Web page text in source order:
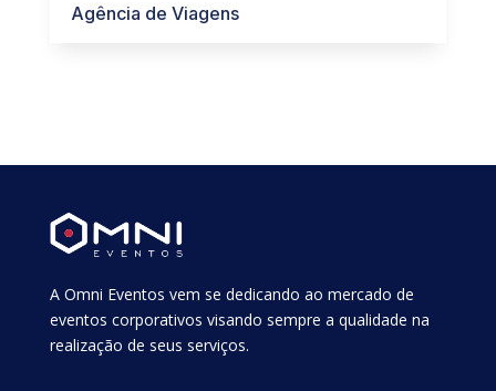
Agência de Viagens
A Omni Eventos vem se dedicando ao mercado de
eventos corporativos visando sempre a qualidade na
realização de seus serviços.